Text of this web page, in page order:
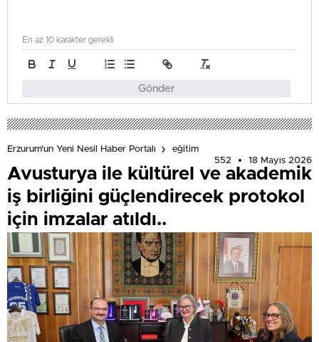
Gönder
En az 10 karakter gerekli
Erzurum'un Yeni Nesil Haber Portalı
eğitim
552
18 Mayıs 2026
Avusturya ile kültürel ve akademik
iş birliğini güçlendirecek protokol
için imzalar atıldı..